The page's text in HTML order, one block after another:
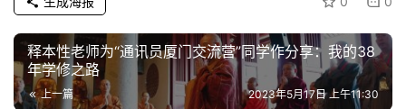
释本性老师为“通讯员厦门交流营”同学作分享：我的38
年学修之路
上一篇 2023年5月17日 上午11:30